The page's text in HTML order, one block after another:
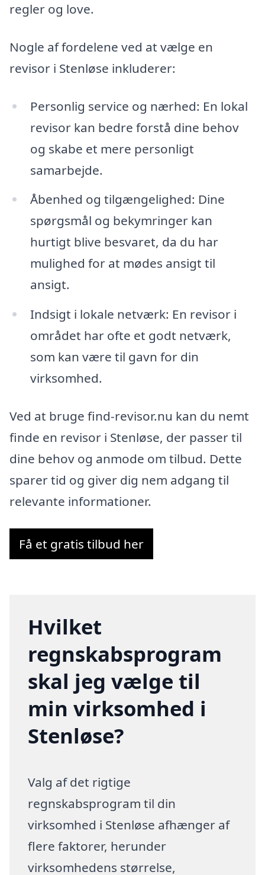
regler og love.
Nogle af fordelene ved at vælge en
revisor i Stenløse inkluderer:
Personlig service og nærhed: En lokal
revisor kan bedre forstå dine behov
og skabe et mere personligt
samarbejde.
Åbenhed og tilgængelighed: Dine
spørgsmål og bekymringer kan
hurtigt blive besvaret, da du har
mulighed for at mødes ansigt til
ansigt.
Indsigt i lokale netværk: En revisor i
området har ofte et godt netværk,
som kan være til gavn for din
virksomhed.
Ved at bruge find-revisor.nu kan du nemt
finde en revisor i Stenløse, der passer til
dine behov og anmode om tilbud. Dette
sparer tid og giver dig nem adgang til
relevante informationer.
Få et gratis tilbud her
Hvilket
regnskabsprogram
skal jeg vælge til
min virksomhed i
Stenløse?
Valg af det rigtige
regnskabsprogram til din
virksomhed i Stenløse afhænger af
flere faktorer, herunder
virksomhedens størrelse,